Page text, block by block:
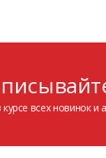
всех новинок и